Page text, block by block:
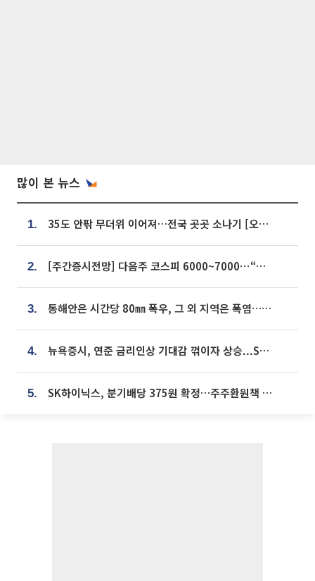
많이 본 뉴스
1. 35도 안팎 무더위 이어져…전국 곳곳 소나기 [오늘 날씨]
2. [주간증시전망] 다음주 코스피 6000~7000⋯“外人 수급은 정책이 변수”
3. 동해안은 시간당 80㎜ 폭우, 그 외 지역은 폭염…‘극과 극 날씨’
4. 뉴욕증시, 연준 금리인상 기대감 꺾이자 상승...S&P500 사상 최고치 [종합]
5. SK하이닉스, 분기배당 375원 확정…주주환원책 9월로 앞당겨 발표